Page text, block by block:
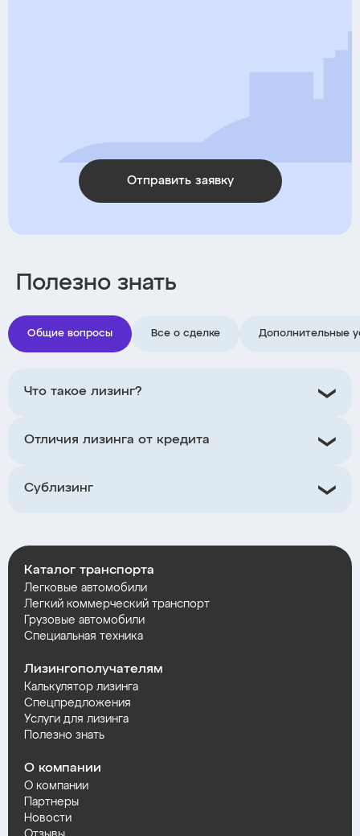
Отправить заявку
Полезно знать
Общие вопросы Все о сделке Дополнительные
Что такое лизинг?
Отличия лизинга от кредита
Сублизинг
Каталог транспорта
Легковые автомобили
Легкий коммерческий транспорт
Грузовые автомобили
Специальная техника
Лизингополучателям
Калькулятор лизинга
Спецпредложения
Услуги для лизинга
Полезно знать
О компании
О компании
Партнеры
Новости